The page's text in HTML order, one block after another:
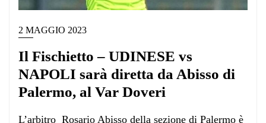
2 MAGGIO 2023
Il Fischietto – UDINESE vs
NAPOLI sarà diretta da Abisso di
Palermo, al Var Doveri
L’arbitro Rosario Abisso della sezione di Palermo è